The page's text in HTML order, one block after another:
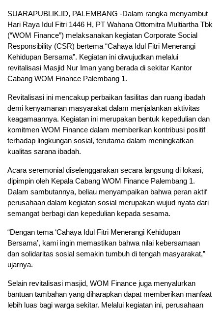
SUARAPUBLIK.ID, PALEMBANG -Dalam rangka menyambut
Hari Raya Idul Fitri 1446 H, PT Wahana Ottomitra Multiartha Tbk
(“WOM Finance”) melaksanakan kegiatan Corporate Social
Responsibility (CSR) bertema “Cahaya Idul Fitri Menerangi
Kehidupan Bersama”. Kegiatan ini diwujudkan melalui
revitalisasi Masjid Nur Iman yang berada di sekitar Kantor
Cabang WOM Finance Palembang 1.
Revitalisasi ini mencakup perbaikan fasilitas dan ruang ibadah
demi kenyamanan masyarakat dalam menjalankan aktivitas
keagamaannya. Kegiatan ini merupakan bentuk kepedulian dan
komitmen WOM Finance dalam memberikan kontribusi positif
terhadap lingkungan sosial, terutama dalam meningkatkan
kualitas sarana ibadah.
Acara seremonial diselenggarakan secara langsung di lokasi,
dipimpin oleh Kepala Cabang WOM Finance Palembang 1.
Dalam sambutannya, beliau menyampaikan bahwa peran aktif
perusahaan dalam kegiatan sosial merupakan wujud nyata dari
semangat berbagi dan kepedulian kepada sesama.
“Dengan tema ‘Cahaya Idul Fitri Menerangi Kehidupan
Bersama’, kami ingin memastikan bahwa nilai kebersamaan
dan solidaritas sosial semakin tumbuh di tengah masyarakat,”
ujarnya.
Selain revitalisasi masjid, WOM Finance juga menyalurkan
bantuan tambahan yang diharapkan dapat memberikan manfaat
lebih luas bagi warga sekitar. Melalui kegiatan ini, perusahaan